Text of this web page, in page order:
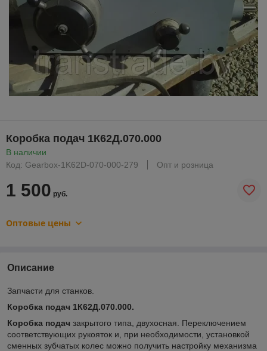
Коробка подач 1К62Д.070.000
В наличии
Код: Gearbox-1K62D-070-000-279
Опт и розница
1 500 руб.
Оптовые цены
Описание
Запчасти для станков.
Коробка подач 1К62Д.070.000.
Коробка подач закрытого типа, двухосная. Переключением
соответствующих рукояток и, при необходи­мости, установкой
сменных зубчатых колес можно полу­чить настройку механизма